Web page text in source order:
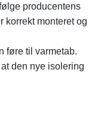
producentens
korrekt monteret og
føre til varmetab.
den nye isolering